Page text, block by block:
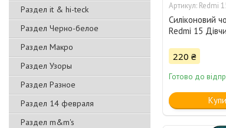
Раздел it & hi-teck
Раздел Черно-белое
Раздел Макро
Раздел Узоры
Раздел Разное
Раздел 14 февраля
Раздел m&m's
Redmi
Силіконовий
Redmi 15
220 ₴
Готово до